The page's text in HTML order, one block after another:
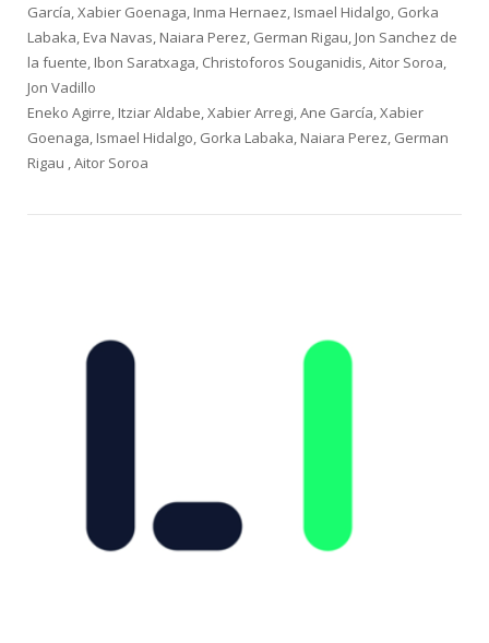
García, Xabier Goenaga, Inma Hernaez, Ismael Hidalgo, Gorka
Labaka, Eva Navas, Naiara Perez, German Rigau, Jon Sanchez de
la fuente, Ibon Saratxaga, Christoforos Souganidis, Aitor Soroa,
Jon Vadillo
Eneko Agirre, Itziar Aldabe, Xabier Arregi, Ane García, Xabier
Goenaga, Ismael Hidalgo, Gorka Labaka, Naiara Perez, German
Rigau , Aitor Soroa